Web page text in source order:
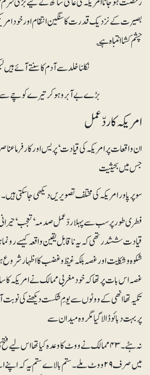
بصیرت کے نزدیک قدرت کا سنگین انتقام اور خود
چشم کشا انتباہ ہے ؎
نکلنا خلد سے آدم کا سنتے آئے ہیں
بڑے بے آبرو ہو کر تیرے کوچے سے
امریکہ کا ردّعمل
ان واقعات پر امریکہ کی قیادت‘ پریس اور کارفرما
جس میں بحیثیت
سوپر پاور امریکہ کی مختلف تصویریں دیکھی جا سکتی ہیں۔
فطری طور پر سب سے پہلا ردّعمل صدمہ‘ تعجب‘ حیرانی
قیادت ششدر تھی کہ یہ ناقابل یقین واقعہ کیسے
شکوہ و شکایت اور غصہ بلکہ غیظ و غضب کا اظہار
غصہ اس بات پر تھا کہ خود مغربی ممالک نے امریکہ کا
تکیہ تھا انھی کے ووٹوں سے یومِ شکست دیکھنے کی نوبت
پر بہت دبائو ڈالا گیا مگر وہ میدان سے
نہ ہٹے۔ ۴۳ ممالک نے ووٹ کا وعدہ کیا تھا اس لیے
میں صرف ۲۹ ووٹ ملے۔ ستم بالاے ستم یہ کہ